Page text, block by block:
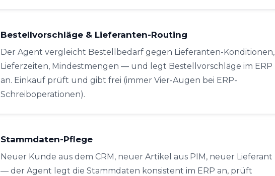
Bestellvorschläge & Lieferanten-Routing
Der Agent vergleicht Bestellbedarf gegen Lieferanten-Konditionen,
Lieferzeiten, Mindestmengen — und legt Bestellvorschläge im ERP
an. Einkauf prüft und gibt frei (immer Vier-Augen bei ERP-
Schreiboperationen).
Stammdaten-Pflege
Neuer Kunde aus dem CRM, neuer Artikel aus PIM, neuer Lieferant
— der Agent legt die Stammdaten konsistent im ERP an, prüft